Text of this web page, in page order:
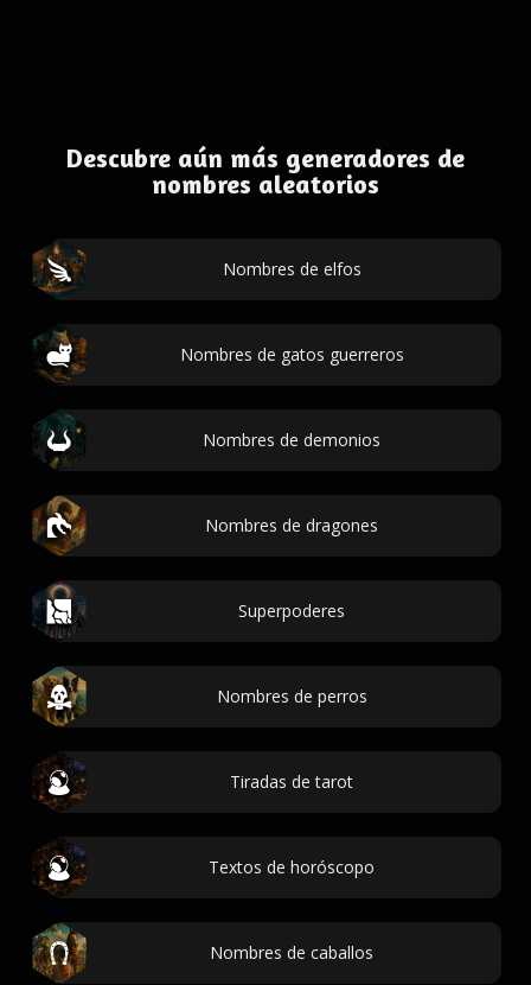
Descubre aún más generadores de
nombres aleatorios
Nombres de elfos
Nombres de gatos guerreros
Nombres de demonios
Nombres de dragones
Superpoderes
Nombres de perros
Tiradas de tarot
Textos de horóscopo
Nombres de caballos